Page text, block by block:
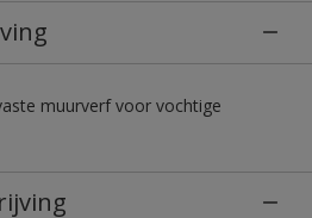
muurverf voor vochtige